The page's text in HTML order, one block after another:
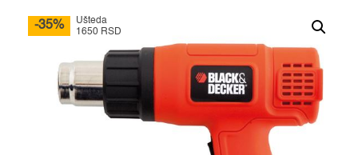
-35%
Ušteda
1650 RSD